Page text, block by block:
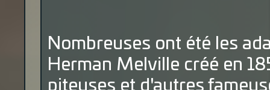
Nombreuses ont été les
Herman Melville créé en
piteuses et d'autres